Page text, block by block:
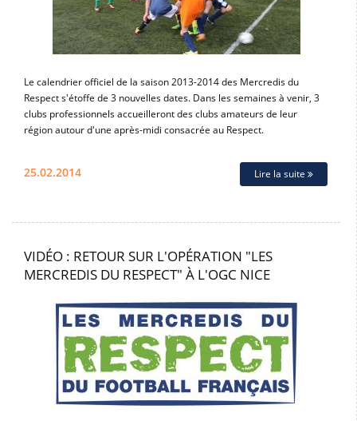
Le calendrier officiel de la saison 2013-2014 des Mercredis du
Respect s'étoffe de 3 nouvelles dates. Dans les semaines à venir, 3
clubs professionnels accueilleront des clubs amateurs de leur
région autour d'une après-midi consacrée au Respect.
25.02.2014 Lire la suite
VIDÉO : RETOUR SUR L'OPÉRATION "LES
MERCREDIS DU RESPECT" À L'OGC NICE